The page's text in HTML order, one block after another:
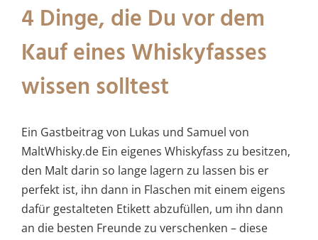
4 Dinge, die Du vor dem
Kauf eines Whiskyfasses
wissen solltest
Ein Gastbeitrag von Lukas und Samuel von
MaltWhisky.de Ein eigenes Whiskyfass zu besitzen,
den Malt darin so lange lagern zu lassen bis er
perfekt ist, ihn dann in Flaschen mit einem eigens
dafür gestalteten Etikett abzufüllen, um ihn dann
an die besten Freunde zu verschenken – diese